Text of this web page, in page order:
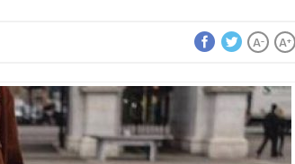
A+
A-